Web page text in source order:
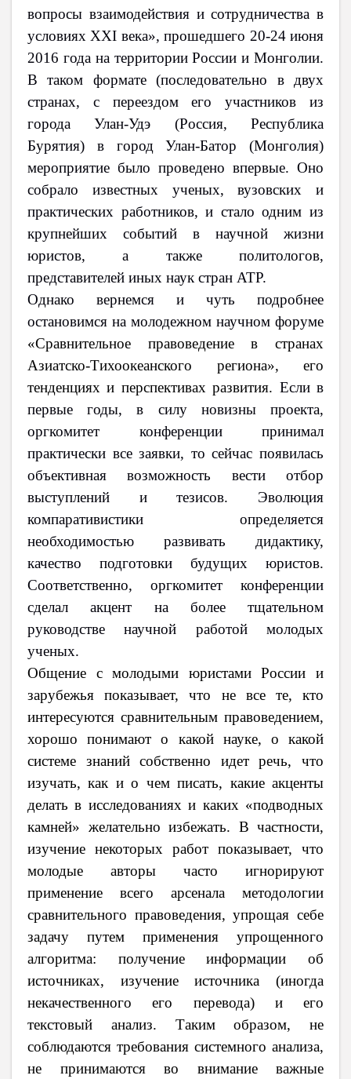
вопросы взаимодействия и сотрудничества в
условиях XXI века», прошедшего 20-24 июня
2016 года на территории России и Монголии.
В таком формате (последовательно в двух
странах, с переездом его участников из
города Улан-Удэ (Россия, Республика
Бурятия) в город Улан-Батор (Монголия)
мероприятие было проведено впервые. Оно
собрало известных ученых, вузовских и
практических работников, и стало одним из
крупнейших событий в научной жизни
юристов, а также политологов,
представителей иных наук стран АТР.
Однако вернемся и чуть подробнее
остановимся на молодежном научном форуме
«Сравнительное правоведение в странах
Азиатско-Тихоокеанского региона», его
тенденциях и перспективах развития. Если в
первые годы, в силу новизны проекта,
оргкомитет конференции принимал
практически все заявки, то сейчас появилась
объективная возможность вести отбор
выступлений и тезисов. Эволюция
компаративистики определяется
необходимостью развивать дидактику,
качество подготовки будущих юристов.
Соответственно, оргкомитет конференции
сделал акцент на более тщательном
руководстве научной работой молодых
ученых.
Общение с молодыми юристами России и
зарубежья показывает, что не все те, кто
интересуются сравнительным правоведением,
хорошо понимают о какой науке, о какой
системе знаний собственно идет речь, что
изучать, как и о чем писать, какие акценты
делать в исследованиях и каких «подводных
камней» желательно избежать. В частности,
изучение некоторых работ показывает, что
молодые авторы часто игнорируют
применение всего арсенала методологии
сравнительного правоведения, упрощая себе
задачу путем применения упрощенного
алгоритма: получение информации об
источниках, изучение источника (иногда
некачественного его перевода) и его
текстовый анализ. Таким образом, не
соблюдаются требования системного анализа,
не принимаются во внимание важные